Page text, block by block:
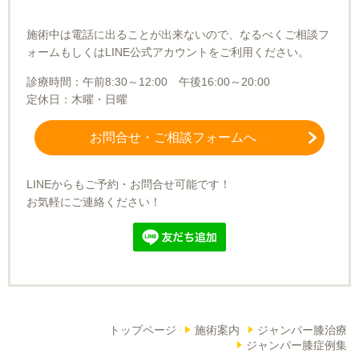
施術中は電話に出ることが出来ないので、なるべくご相談フ
ォームもしくはLINE公式アカウントをご利用ください。
診療時間：午前8:30～12:00 午後16:00～20:00
定休日：木曜・日曜
お問合せ・ご相談フォームへ
LINEからもご予約・お問合せ可能です！
お気軽にご連絡ください！
トップページ 施術案内
ジャンパー膝治療
ジャンパー膝症例集